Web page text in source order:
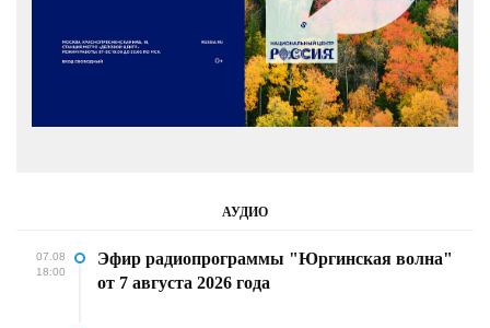
АУДИО
07.08
18:00
Эфир радиопрограммы "Юргинская волна"
от 7 августа 2026 года